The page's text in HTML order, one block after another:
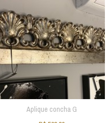
Aplique concha G